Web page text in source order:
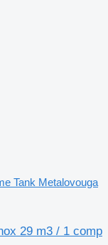
Tank Metalovouga
29 m3 / 1 comp